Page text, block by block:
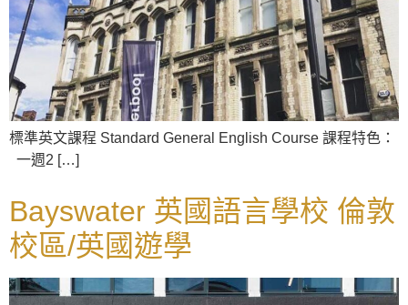
標準英文課程 Standard General English Course 課程特色：
一週2 […]
Bayswater 英國語言學校 倫敦
校區/英國遊學